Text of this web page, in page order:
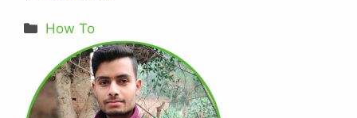
Categories
How To